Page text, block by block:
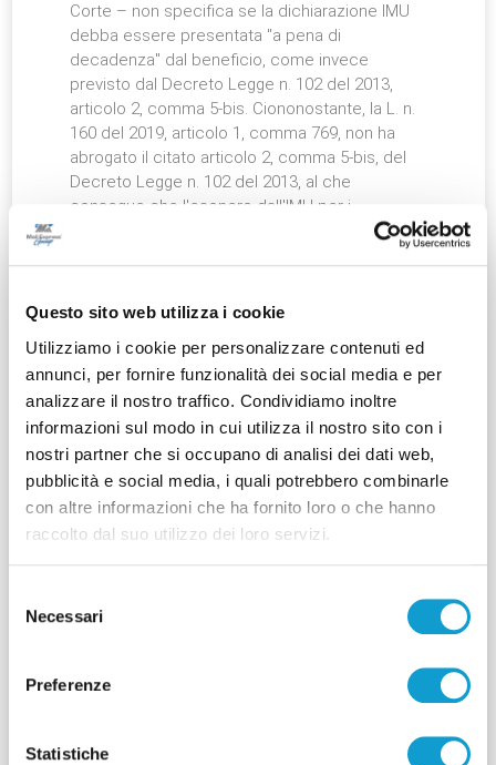
Questo sito web utilizza i cookie
Utilizziamo i cookie per personalizzare contenuti ed
annunci, per fornire funzionalità dei social media e per
analizzare il nostro traffico. Condividiamo inoltre
informazioni sul modo in cui utilizza il nostro sito con i
nostri partner che si occupano di analisi dei dati web,
pubblicità e social media, i quali potrebbero combinarle
con altre informazioni che ha fornito loro o che hanno
raccolto dal suo utilizzo dei loro servizi.
delNecessari
Preferenze
Statistiche
Corte – non specifica se la dichiarazione IMU
debba essere presentata "a pena di
decadenza" dal beneficio, come invece
previsto dal Decreto Legge n. 102 del 2013,
articolo 2, comma 5-bis. Ciononostante, la L. n.
160 del 2019, articolo 1, comma 769, non ha
abrogato il citato articolo 2, comma 5-bis, del
Decreto Legge n. 102 del 2013, al che
consegue che l'esonero dall'IMU per i
fabbricati-merce presuppone la presentazione
sopra richiamata evidenzia chiaramente che la
presentazione della dichiarazione è condizione
necessaria per l'ottenimento del beneficio
fiscale; si tratta di un obbligo previsto a pena di
decadenza, che non può pertanto essere
conoscenza dei fatti che comportano
l'esenzione dall'imposta.
Sulla scorta del consolidato orientamento di
stretta interpretazione e non sono suscettibili
di interpretazione analogica, la specifica
riconoscimento dell'esenzione alla
adempimento e altresì di ritenere superflua la